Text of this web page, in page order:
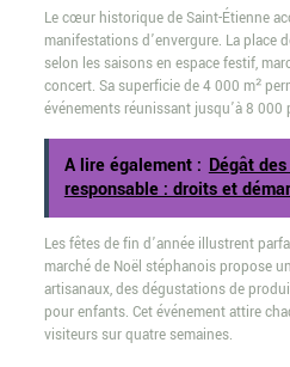
Le cœur historique de Saint-Étienne
manifestations d’envergure. La place
selon les saisons en espace festif,
concert. Sa superficie de 4 000 m²
événements réunissant jusqu’à 8 000
A lire également : Dégât
responsable : droits et
Les fêtes de fin d’année illustrent
marché de Noël stéphanois propose
artisanaux, des dégustations de
pour enfants. Cet événement attire
visiteurs sur quatre semaines.